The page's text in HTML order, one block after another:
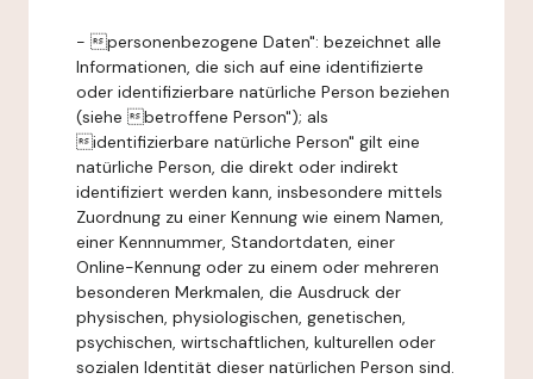
- personenbezogene Daten": bezeichnet alle
Informationen, die sich auf eine identifizierte
oder identifizierbare natürliche Person beziehen
(siehe betroffene Person"); als
identifizierbare natürliche Person" gilt eine
natürliche Person, die direkt oder indirekt
identifiziert werden kann, insbesondere mittels
Zuordnung zu einer Kennung wie einem Namen,
einer Kennnummer, Standortdaten, einer
Online-Kennung oder zu einem oder mehreren
besonderen Merkmalen, die Ausdruck der
physischen, physiologischen, genetischen,
psychischen, wirtschaftlichen, kulturellen oder
sozialen Identität dieser natürlichen Person sind.